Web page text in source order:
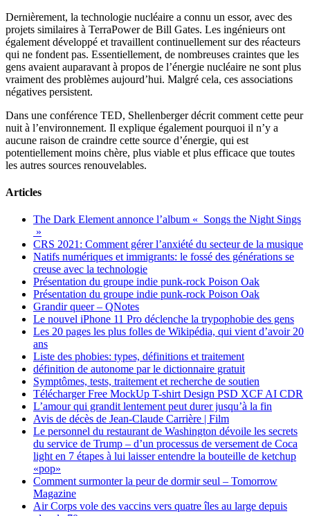
Dernièrement, la technologie nucléaire a connu un essor, avec des
projets similaires à TerraPower de Bill Gates. Les ingénieurs ont
également développé et travaillent continuellement sur des réacteurs
qui ne fondent pas. Essentiellement, de nombreuses craintes que les
gens avaient auparavant à propos de l’énergie nucléaire ne sont plus
vraiment des problèmes aujourd’hui. Malgré cela, ces associations
négatives persistent.
Dans une conférence TED, Shellenberger décrit comment cette peur
nuit à l’environnement. Il explique également pourquoi il n’y a
aucune raison de craindre cette source d’énergie, qui est
potentiellement moins chère, plus viable et plus efficace que toutes
les autres sources renouvelables.
Articles
The Dark Element annonce l’album « Songs the Night Sings
»
CRS 2021: Comment gérer l’anxiété du secteur de la musique
Natifs numériques et immigrants: le fossé des générations se
creuse avec la technologie
Présentation du groupe indie punk-rock Poison Oak
Présentation du groupe indie punk-rock Poison Oak
Grandir queer – QNotes
Le nouvel iPhone 11 Pro déclenche la trypophobie des gens
Les 20 pages les plus folles de Wikipédia, qui vient d’avoir 20
ans
Liste des phobies: types, définitions et traitement
définition de autonome par le dictionnaire gratuit
Symptômes, tests, traitement et recherche de soutien
Télécharger Free MockUp T-shirt Design PSD XCF AI CDR
L’amour qui grandit lentement peut durer jusqu’à la fin
Avis de décès de Jean-Claude Carrière | Film
Le personnel du restaurant de Washington dévoile les secrets
du service de Trump – d’un processus de versement de Coca
light en 7 étapes à lui laisser entendre la bouteille de ketchup
«pop»
Comment surmonter la peur de dormir seul – Tomorrow
Magazine
Air Corps vole des vaccins vers quatre îles au large depuis